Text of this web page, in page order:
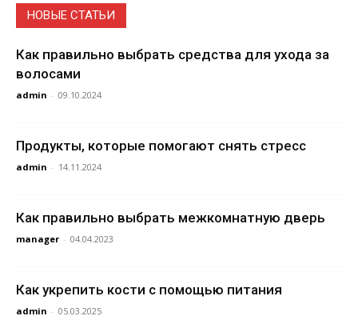
НОВЫЕ СТАТЬИ
Как правильно выбрать средства для ухода за
волосами
admin - 09.10.2024
Продукты, которые помогают снять стресс
admin - 14.11.2024
Как правильно выбрать межкомнатную дверь
manager - 04.04.2023
Как укрепить кости с помощью питания
admin - 05.03.2025